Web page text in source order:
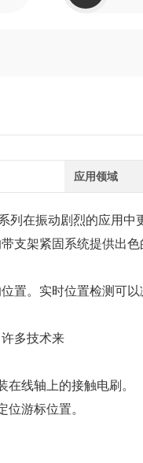
应用领域
列在振动剧烈的应用中
支架紧固系统提供出
置。实时位置检测可
多技术来
线轴上的接触电刷。
游标位置。